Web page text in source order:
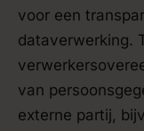
voor een
dataverwerking.
van
externe partij,